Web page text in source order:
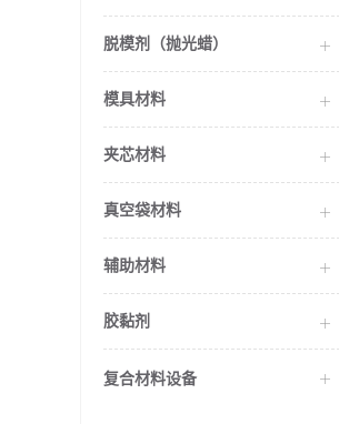
脱模剂（抛光蜡）
模具材料
夹芯材料
真空袋材料
辅助材料
胶黏剂
复合材料设备